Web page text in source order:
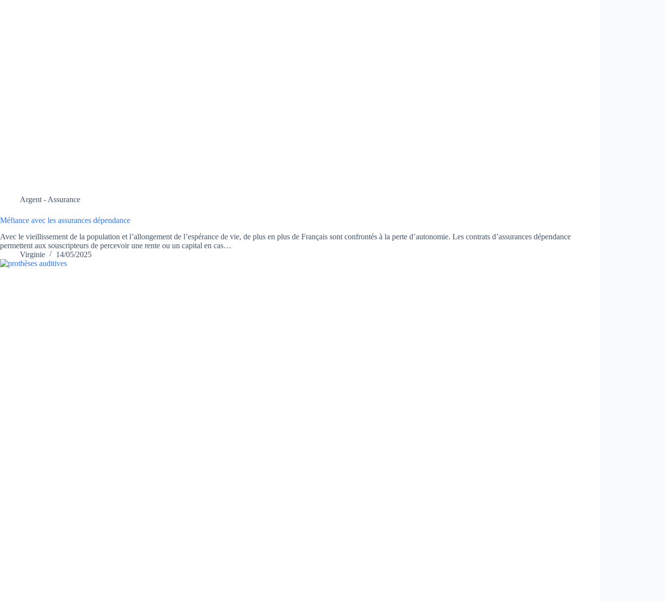
Argent - Assurance
Méfiance avec les assurances dépendance
Avec le vieillissement de la population et l’allongement de l’espérance de vie, de plus en plus de Français sont confrontés à la perte d’autonomie. Les contrats d’assurances dépendance
permettent aux souscripteurs de percevoir une rente ou un capital en cas…
Virginie
14/05/2025